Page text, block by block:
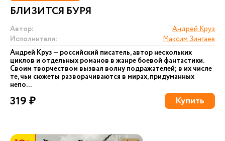
БЛИЗИТСЯ БУРЯ
Автор:
Андрей Круз
Исполнители:
Максим Зингаев
Андрей Круз — российский писатель, автор нескольких
циклов и отдельных романов в жанре боевой фантастики.
Своим творчеством вызвал волну подражателей; в их числе
те, чьи сюжеты разворачиваются в мирах, придуманных
непо...
319 ₽ Купить